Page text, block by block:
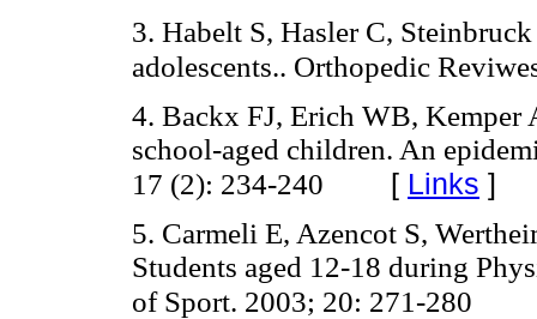
3. Habelt S, Hasler C,
adolescents.. Orthopedic
4. Backx FJ, Erich WB,
school-aged children. An
17 (2): 234-240 [ Links ]
5. Carmeli E, Azencot S,
Students aged 12-18 during
of Sport. 2003; 20: 271-280